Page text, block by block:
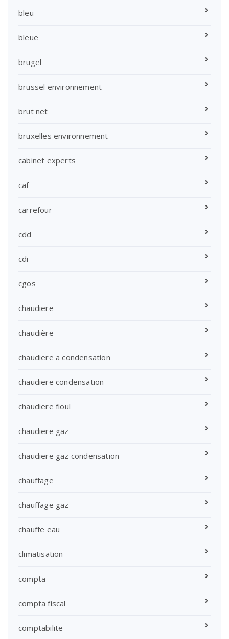
bleu
bleue
brugel
brussel environnement
brut net
bruxelles environnement
cabinet experts
caf
carrefour
cdd
cdi
cgos
chaudiere
chaudière
chaudiere a condensation
chaudiere condensation
chaudiere fioul
chaudiere gaz
chaudiere gaz condensation
chauffage
chauffage gaz
chauffe eau
climatisation
compta
compta fiscal
comptabilite